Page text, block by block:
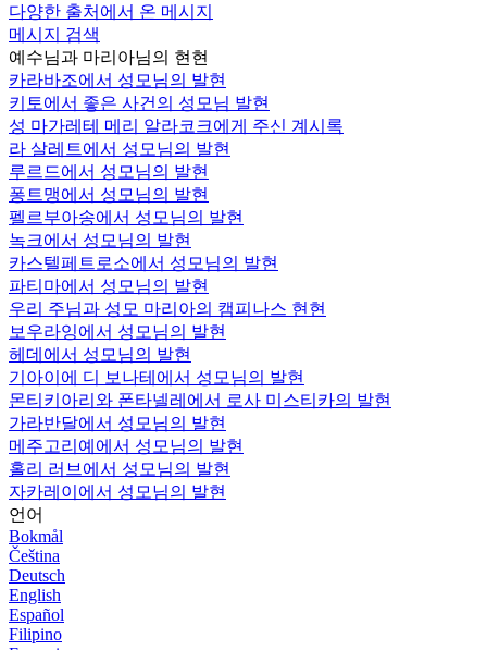
다양한 출처에서 온 메시지
메시지 검색
예수님과 마리아님의 현현
카라바조에서 성모님의 발현
키토에서 좋은 사건의 성모님 발현
성 마가레테 메리 알라코크에게 주신 계시록
라 살레트에서 성모님의 발현
루르드에서 성모님의 발현
퐁트맹에서 성모님의 발현
펠르부아송에서 성모님의 발현
녹크에서 성모님의 발현
카스텔페트로소에서 성모님의 발현
파티마에서 성모님의 발현
우리 주님과 성모 마리아의 캠피나스 현현
보우라잉에서 성모님의 발현
헤데에서 성모님의 발현
기아이에 디 보나테에서 성모님의 발현
몬티키아리와 폰타넬레에서 로사 미스티카의 발현
가라반달에서 성모님의 발현
메주고리예에서 성모님의 발현
홀리 러브에서 성모님의 발현
자카레이에서 성모님의 발현
언어
Bokmål
Čeština
Deutsch
English
Español
Filipino